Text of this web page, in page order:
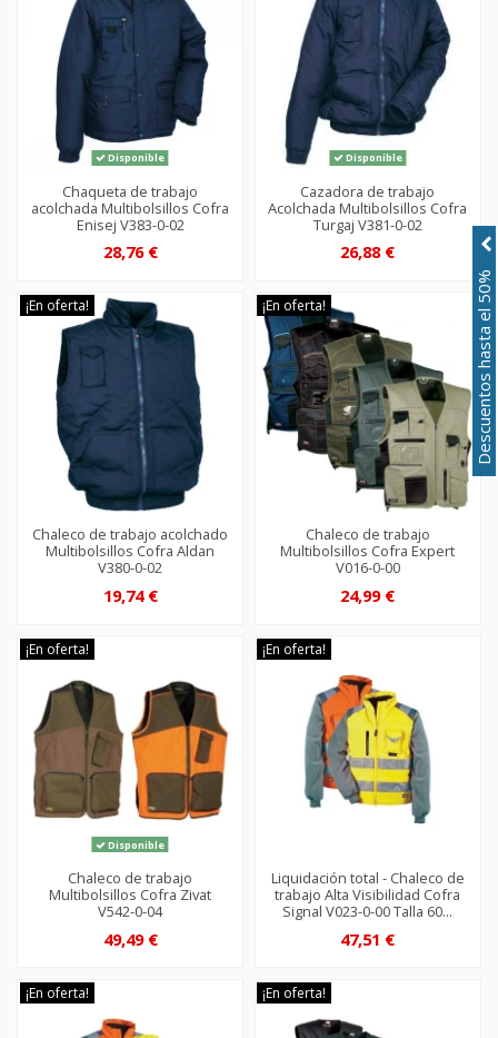
Disponible
Chaqueta de trabajo
acolchada Multibolsillos Cofra
Enisej V383-0-02
28,76 €
Disponible
Cazadora de trabajo
Acolchada Multibolsillos Cofra
Turgaj V381-0-02
26,88 €
¡En oferta!
Chaleco de trabajo acolchado
Multibolsillos Cofra Aldan
V380-0-02
19,74 €
¡En oferta!
Chaleco de trabajo
Multibolsillos Cofra Expert
V016-0-00
24,99 €
¡En oferta!
Disponible
Chaleco de trabajo
Multibolsillos Cofra Zivat
V542-0-04
49,49 €
¡En oferta!
Liquidación total - Chaleco de
trabajo Alta Visibilidad Cofra
Signal V023-0-00 Talla 60...
47,51 €
¡En oferta! ¡En oferta!
Descuentos hasta el 50%